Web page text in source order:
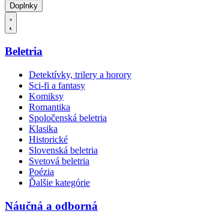
Doplnky
Beletria
Detektívky, trilery a horory
Sci-fi a fantasy
Komiksy
Romantika
Spoločenská beletria
Klasika
Historické
Slovenská beletria
Svetová beletria
Poézia
Ďalšie kategórie
Náučná a odborná